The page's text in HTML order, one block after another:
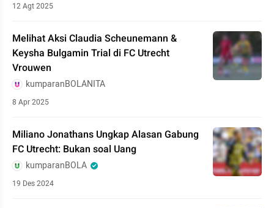
12 Agt 2025
Melihat Aksi Claudia Scheunemann &
Keysha Bulgamin Trial di FC Utrecht
Vrouwen
kumparanBOLANITA
8 Apr 2025
Miliano Jonathans Ungkap Alasan Gabung
FC Utrecht: Bukan soal Uang
kumparanBOLA
19 Des 2024